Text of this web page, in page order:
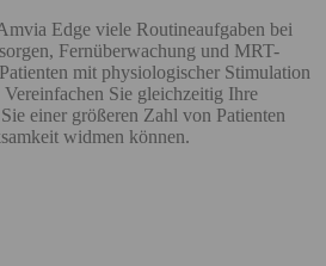
Edge viele Routineaufgaben bei
Fernüberwachung und MRT-
mit physiologischer Stimulation
Sie gleichzeitig Ihre
einer größeren Zahl von Patienten
widmen können.